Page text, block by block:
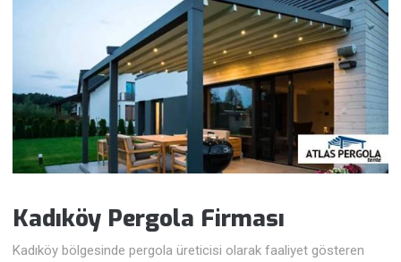
Kadıköy Pergola Firması
Kadıköy bölgesinde pergola üreticisi olarak faaliyet gösteren